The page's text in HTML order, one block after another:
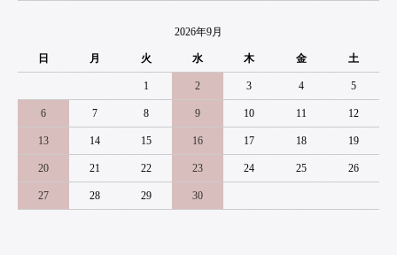
2026年9月
日 月 火 水 木 金 土
1 2 3 4 5
6 7 8 9 10 11 12
13 14 15 16 17 18 19
20 21 22 23 24 25 26
27 28 29 30